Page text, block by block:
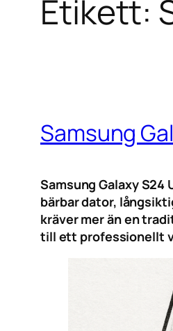
Etikett:
Samsung
Samsung Galaxy
bärbar dator,
kräver mer än en
till ett professionellt